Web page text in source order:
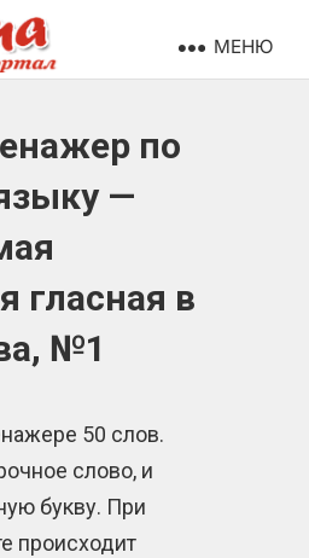
МЕНЮ
по
—
гласная в
№1
50 слов.
слово, и
букву. При
происходит